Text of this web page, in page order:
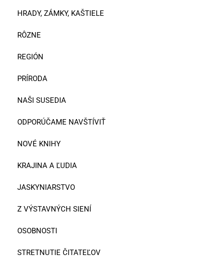
HRADY, ZÁMKY, KAŠTIELE
RÔZNE
REGIÓN
PRÍRODA
NAŠI SUSEDIA
ODPORÚČAME NAVŠTÍVIŤ
NOVÉ KNIHY
KRAJINA A ĽUDIA
JASKYNIARSTVO
Z VÝSTAVNÝCH SIENÍ
OSOBNOSTI
STRETNUTIE ČITATEĽOV